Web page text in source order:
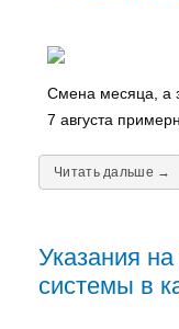
Смена месяца, а
7 августа
Читать дальше →
Указания
системы в